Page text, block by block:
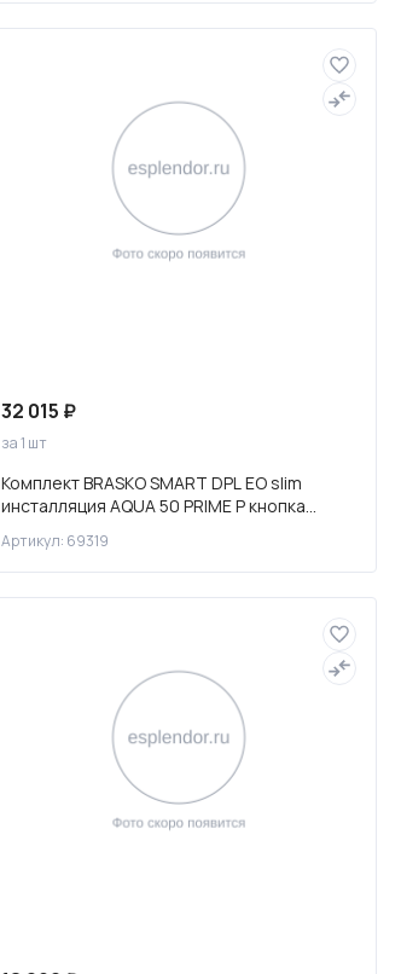
32 015 ₽
за 1 шт
Комплект BRASKO SMART DPL EO slim
инсталляция AQUA 50 PRIME P кнопка
Артикул: 69319